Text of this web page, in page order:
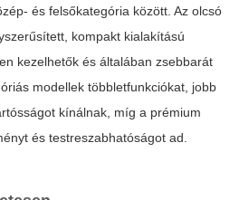
és felsőkategória között. Az olcsó
kompakt kialakítású
kezelhetők és általában zsebbarát
modellek többletfunkciókat, jobb
kínálnak, míg a prémium
és testreszabhatóságot ad.